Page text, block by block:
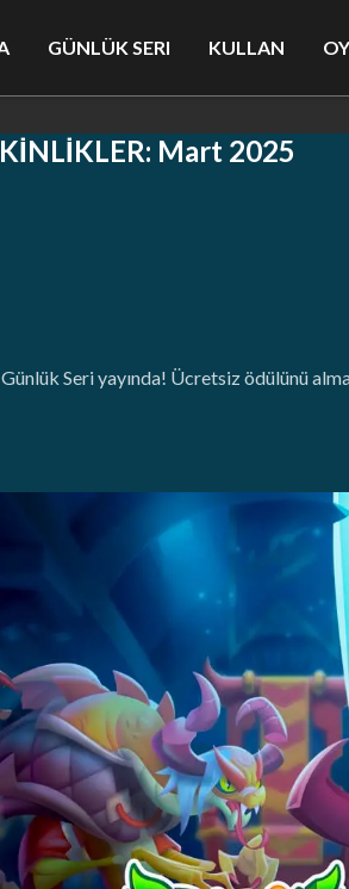
GÜNLÜK SERI KULLAN
Mart 2025
Günlük Seri yayında! Ücretsiz ödülünü